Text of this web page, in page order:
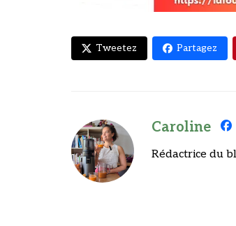
Tweetez Partagez
Caroline
Rédactrice du